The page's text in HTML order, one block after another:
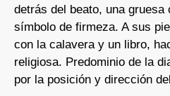
detrás del beato, una gruesa
símbolo de firmeza. A sus
con la calavera y un libro,
religiosa. Predominio de la
por la posición y dirección